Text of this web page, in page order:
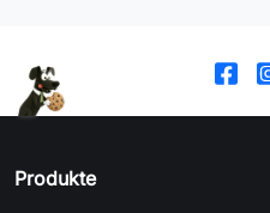
Produkte